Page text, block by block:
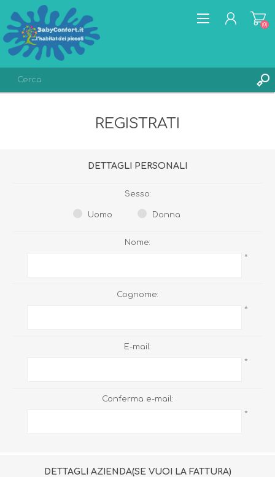
(0)
REGISTRATI
DETTAGLI PERSONALI
Sesso:
Uomo Donna
Nome:
*
Cognome:
*
E-mail:
*
Conferma e-mail:
*
DETTAGLI AZIENDA(SE VUOI LA FATTURA)